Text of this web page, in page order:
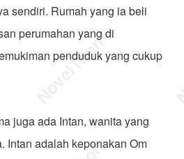
sendiri. Rumah yang ia beli
perumahan yang di
penduduk yang cukup
juga ada Intan, wanita yang
Intan adalah keponakan Om